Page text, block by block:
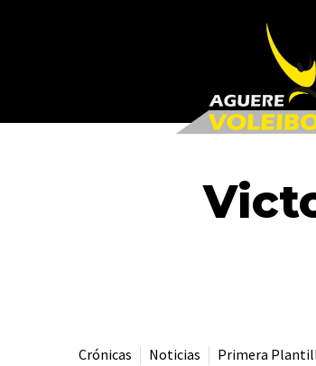
Crónicas Noticias Primera